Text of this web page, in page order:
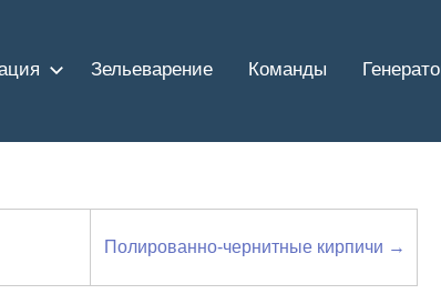
Зельеварение Команды
Полированно-чернитные кирпичи →